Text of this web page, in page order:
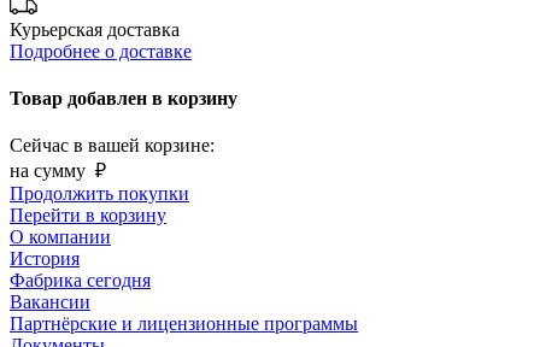
Курьерская доставка
Подробнее о доставке
Товар добавлен в корзину
Сейчас в вашей корзине:
на сумму ₽
Продолжить покупки
Перейти в корзину
О компании
История
Фабрика сегодня
Вакансии
Партнёрские и лицензионные программы